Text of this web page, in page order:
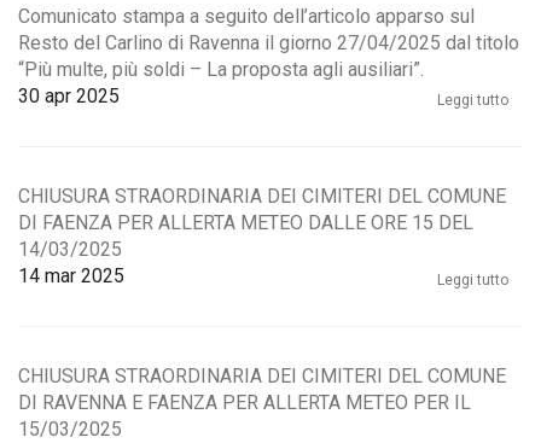
Comunicato stampa a seguito dell’articolo apparso sul
Resto del Carlino di Ravenna il giorno 27/04/2025 dal titolo
“Più multe, più soldi – La proposta agli ausiliari”.
30 apr 2025 Leggi tutto
CHIUSURA STRAORDINARIA DEI CIMITERI DEL COMUNE
DI FAENZA PER ALLERTA METEO DALLE ORE 15 DEL
14/03/2025
14 mar 2025 Leggi tutto
CHIUSURA STRAORDINARIA DEI CIMITERI DEL COMUNE
DI RAVENNA E FAENZA PER ALLERTA METEO PER IL
15/03/2025